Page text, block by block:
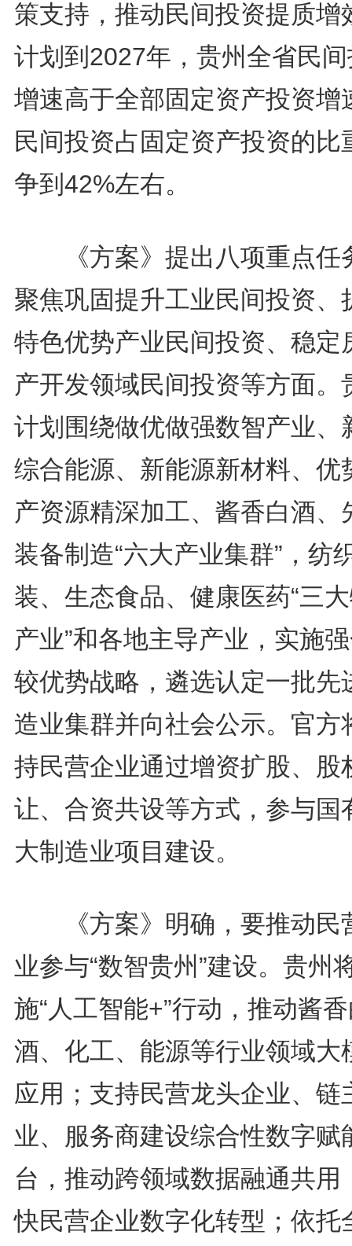
策支持，推动民间投资提质增
计划到2027年，贵州全省民
增速高于全部固定资产投资增
民间投资占固定资产投资的比
争到42%左右。
《方案》提出八项重点任
聚焦巩固提升工业民间投资、
特色优势产业民间投资、稳定
产开发领域民间投资等方面。
计划围绕做优做强数智产业、
综合能源、新能源新材料、优
产资源精深加工、酱香白酒、
装备制造“六大产业集群”，纺
装、生态食品、健康医药“三
产业”和各地主导产业，实施
较优势战略，遴选认定一批先
造业集群并向社会公示。官方
持民营企业通过增资扩股、股
让、合资共设等方式，参与国
大制造业项目建设。
《方案》明确，要推动民
业参与“数智贵州”建设。贵州
施“人工智能+”行动，推动酱
酒、化工、能源等行业领域大
应用；支持民营龙头企业、链
业、服务商建设综合性数字赋
台，推动跨领域数据融通共用
快民营企业数字化转型；依托